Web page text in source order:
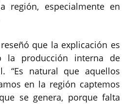
región, especialmente en
que la explicación es
la producción interna de
“Es natural que aquellos
en la región captemos
se genera, porque falta